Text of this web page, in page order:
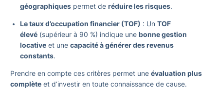
géographiques permet de réduire les risques.
Le taux d’occupation financier (TOF) : Un TOF
élevé (supérieur à 90 %) indique une bonne gestion
locative et une capacité à générer des revenus
constants.
Prendre en compte ces critères permet une évaluation plus
complète et d’investir en toute connaissance de cause.